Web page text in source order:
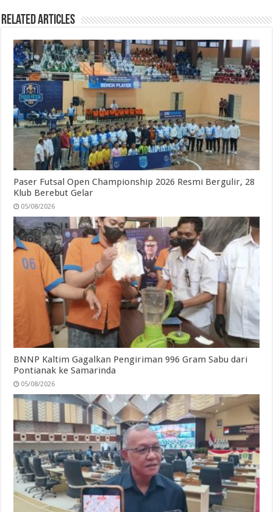
Related Articles
Paser Futsal Open Championship 2026 Resmi Bergulir, 28
Klub Berebut Gelar
05/08/2026
BNNP Kaltim Gagalkan Pengiriman 996 Gram Sabu dari
Pontianak ke Samarinda
05/08/2026